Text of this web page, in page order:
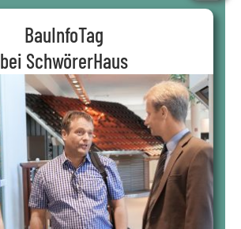
BauInfoTag
bei SchwörerHaus